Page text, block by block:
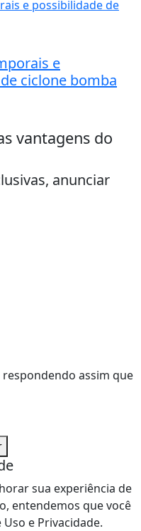
e
ciclone bomba
vantagens do
anunciar
assim que
sua experiência de
entendemos que você
e Privacidade.